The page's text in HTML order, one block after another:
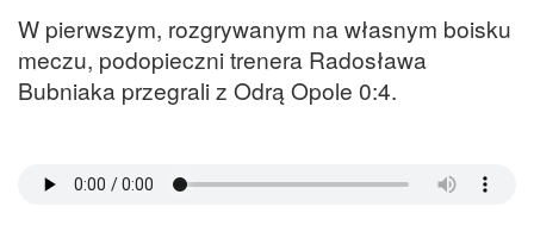
W pierwszym, rozgrywanym na własnym boisku
meczu, podopieczni trenera Radosława
Bubniaka przegrali z Odrą Opole 0:4.